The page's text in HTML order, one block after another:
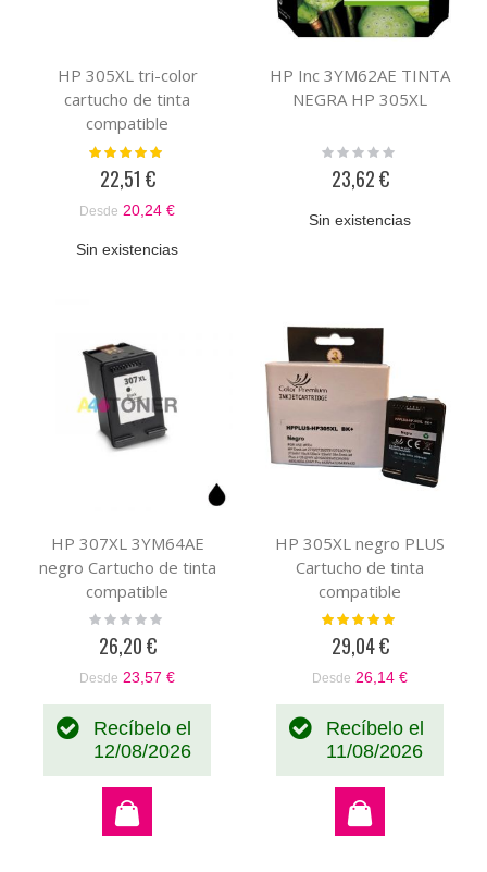
HP 305XL tri-color
cartucho de tinta
compatible
Valoración:
22,51 €
Desde 20,24 €
Sin existencias
HP Inc 3YM62AE TINTA
NEGRA HP 305XL
Rating:
23,62 €
Sin existencias
HP 307XL 3YM64AE
negro Cartucho de tinta
compatible
Rating:
26,20 €
Desde 23,57 €
Recíbelo el
12/08/2026
HP 305XL negro PLUS
Cartucho de tinta
compatible
Valoración:
29,04 €
Desde 26,14 €
Recíbelo el
11/08/2026